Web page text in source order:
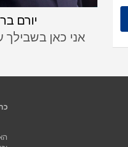
יורם
אני כאן